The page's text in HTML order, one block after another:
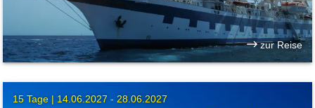
zur Reise
15 Tage | 14.06.2027 - 28.06.2027